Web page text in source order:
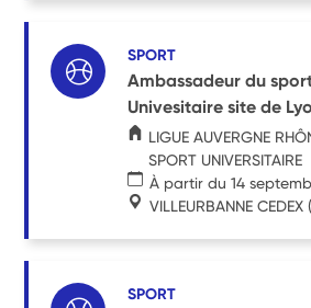
SPORT
Ambassadeur du
Univesitaire site de
LIGUE AUVERGNE
SPORT UNIVERSITAIRE
À partir du 14
VILLEURBANNE CEDEX
SPORT